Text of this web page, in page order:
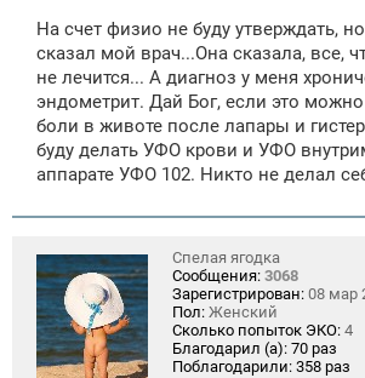
б
щ
н
и
На счет физио не буду утверждать,
сказал мой врач...Она сказала, все,
не лечится... А диагноз у меня
эндометрит. Дай Бог, если это
боли в животе после лапары и
буду делать УФО крови и УФО
аппарате УФО 102. Никто не делал
Спелая ягодка
Сообщения: 3068
Зарегистрирован: 08 мар
Пол: Женский
Сколько попыток ЭКО: 4
Благодарил (а): 70 раз
Поблагодарили: 358 раз